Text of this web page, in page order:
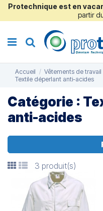
Protechnique est en
partir
Accueil Vêtements de travail
Textile déperlant anti-acides
Catégorie :
anti-acides
3 produit(s)